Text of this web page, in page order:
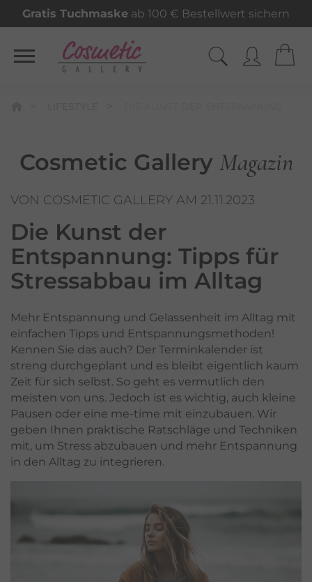
Gratis Tuchmaske ab 100 € Bestellwert sichern
Cosmetic Gallery Magazin
VON COSMETIC GALLERY AM 21.11.2023
Die Kunst der
Entspannung: Tipps für
Stress­abbau im Alltag
Mehr Entspannung und Gelassenheit im Alltag mit
einfachen Tipps und Entspannungsmethoden!
Kennen Sie das auch? Der Terminkalender ist
streng durchgeplant und es bleibt eigentlich kaum
Zeit für sich selbst. So geht es vermutlich den
meisten von uns. Jedoch ist es wichtig, auch kleine
Pausen oder eine me-time mit einzubauen. Wir
geben Ihnen praktische Ratschläge und Techniken
mit, um Stress abzubauen und mehr Entspannung
in den Alltag zu integrieren.